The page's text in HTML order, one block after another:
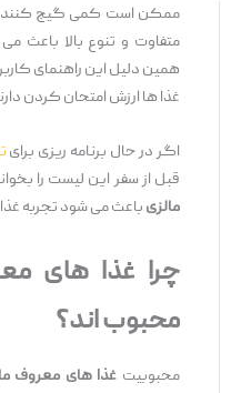
ممکن است کمی گیج‌ کننده
متفاوت و تنوع بالا باعث
همین دلیل این راهنمای
غذا ها ارزش امتحان کردن
اگر در حال برنامه‌ ریزی برای
قبل از سفر این لیست را
مالزیباعث می ‌شود تجربه
چرا غذا های
محبوب ‌اند؟
محبوبیتغذا های معروف